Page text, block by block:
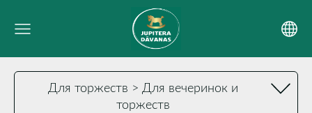
Для торжеств > Для вечеринок и
торжеств